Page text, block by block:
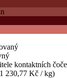
kontaktních
230,77 Kč / kg)